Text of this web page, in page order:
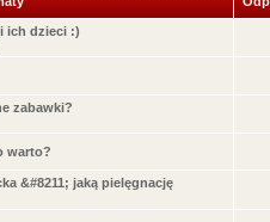
ich dzieci :)
zabawki?
warto?
&#8211; jaką pielęgnację